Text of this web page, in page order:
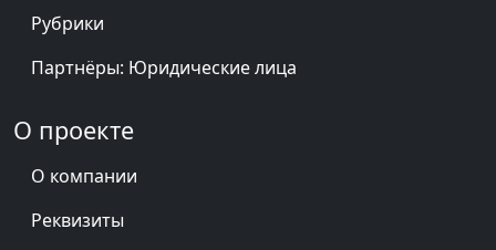
Рубрики
Партнёры: Юридические лица
О проекте
О компании
Реквизиты